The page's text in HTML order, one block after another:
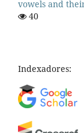
vowels and
40
Indexadores: